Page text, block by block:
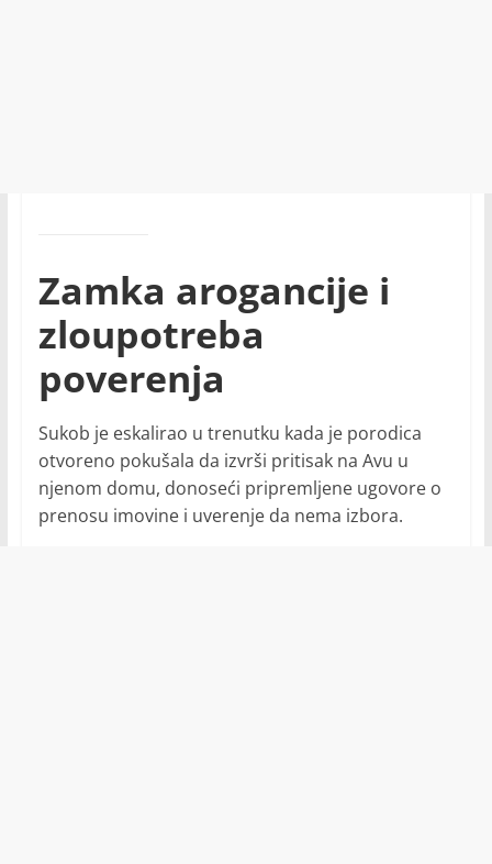
Zamka arogancije i
zloupotreba
poverenja
Sukob je eskalirao u trenutku kada je porodica
otvoreno pokušala da izvrši pritisak na Avu u
njenom domu, donoseći pripremljene ugovore o
prenosu imovine i uverenje da nema izbora.